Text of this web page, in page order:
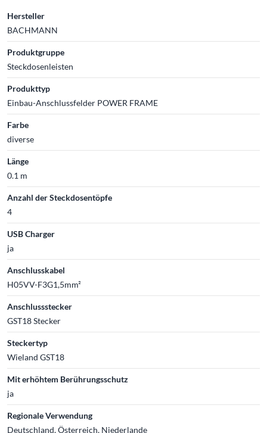
Hersteller
BACHMANN
Produktgruppe
Steckdosenleisten
Produkttyp
Einbau-Anschlussfelder POWER FRAME
Farbe
diverse
Länge
0.1 m
Anzahl der Steckdosentöpfe
4
USB Charger
ja
Anschlusskabel
H05VV-F3G1,5mm²
Anschlussstecker
GST18 Stecker
Steckertyp
Wieland GST18
Mit erhöhtem Berührungsschutz
ja
Regionale Verwendung
Deutschland, Österreich, Niederlande